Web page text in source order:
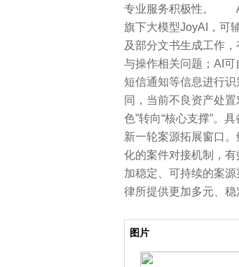
专业服务积极性。
旗下大模型JoyAI，可
及部分文书生成工作
与操作相关问题；AI
短信通知等信息进行
同，当前不良资产处
色”转向“核心支撑”。
新一轮案源拓展窗口
化的案件对接机制，
加稳定、可持续的案
律所提供更加多元、
图片